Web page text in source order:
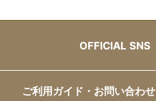
OFFICIAL SNS
ご利用ガイド・お問い合わせ